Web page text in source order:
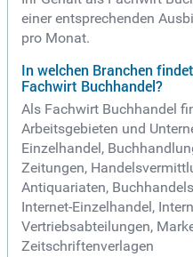
einer entsprechenden
pro Monat.
In welchen Branchen
Fachwirt Buchhandel?
Als Fachwirt Buchhandel
Arbeitsgebieten und
Einzelhandel,
Zeitungen,
Antiquariaten,
Internet-Einzelhandel,
Vertriebsabteilungen,
Zeitschriftenverlagen